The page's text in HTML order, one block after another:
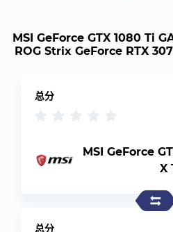
MSI GeForce GTX 1080 Ti
ROG Strix GeForce RTX
总分
MSI GeForce
X
总分